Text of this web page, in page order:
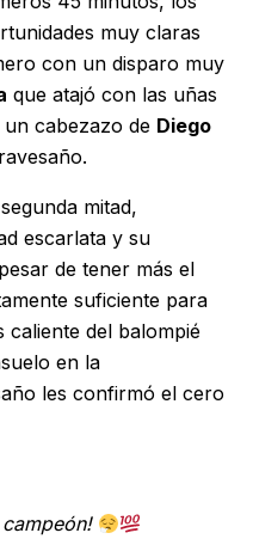
muy claras
con un disparo muy
que atajó con las uñas
cabezazo de Diego
mitad,
escarlata y su
de tener más el
suficiente para
caliente del balompié
en la
les confirmó el cero